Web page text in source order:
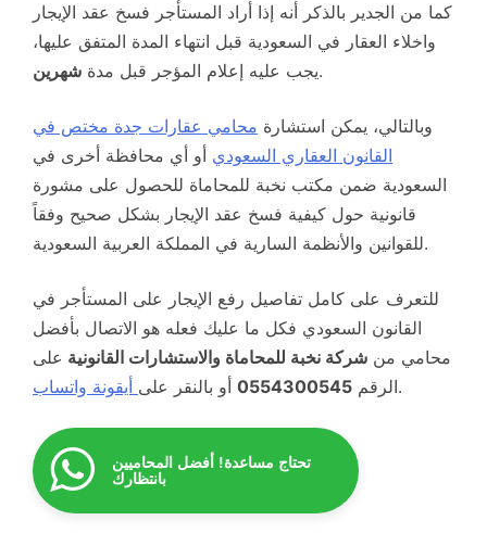
كما من الجدير بالذكر أنه إذا أراد المستأجر فسخ عقد الإيجار
واخلاء العقار في السعودية قبل انتهاء المدة المتفق عليها،
يجب عليه إعلام المؤجر قبل مدة شهرين .
وبالتالي، يمكن استشارة محامي عقارات جدة مختص في
القانون العقاري السعودي أو أي محافظة أخرى في
السعودية ضمن مكتب نخبة للمحاماة للحصول على مشورة
قانونية حول كيفية فسخ عقد الإيجار بشكل صحيح وفقاً
للقوانين والأنظمة السارية في المملكة العربية السعودية.
للتعرف على كامل تفاصيل رفع الإيجار على المستأجر في
القانون السعودي فكل ما عليك فعله هو الاتصال بأفضل
محامي من شركة نخبة للمحاماة والاستشارات القانونية على
الرقم 0554300545 أو بالنقر على أيقونة واتساب .
تحتاج مساعدة! أفضل المحاميين
بانتظارك